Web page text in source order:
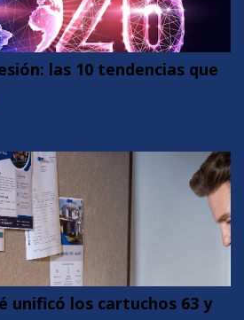
las 10 tendencias que
unificó los cartuchos 63 y